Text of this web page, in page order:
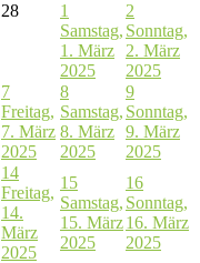
28
1
Samstag,
1. März
2025
2
Sonntag,
2. März
2025
7
Freitag,
7. März
2025
8
Samstag,
8. März
2025
9
Sonntag,
9. März
2025
14
Freitag,
14.
März
2025
15
Samstag,
15. März
2025
16
Sonntag,
16. März
2025